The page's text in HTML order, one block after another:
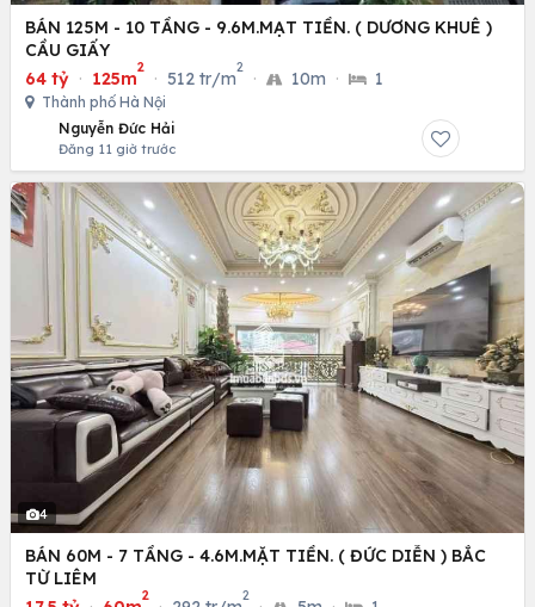
BÁN 125M - 10 TẦNG - 9.6M.MẠT TIỀN. ( DƯƠNG KHUÊ )
CẦU GIẤY
64 tỷ · 125m
2
· 512 tr/m
2
· 10m · 1
Thành phố Hà Nội
Nguyễn Đức Hải
Đăng 11 giờ trước
4
BÁN 60M - 7 TẦNG - 4.6M.MẶT TIỀN. ( ĐỨC DIỄN ) BẮC
TỪ LIÊM
2 2